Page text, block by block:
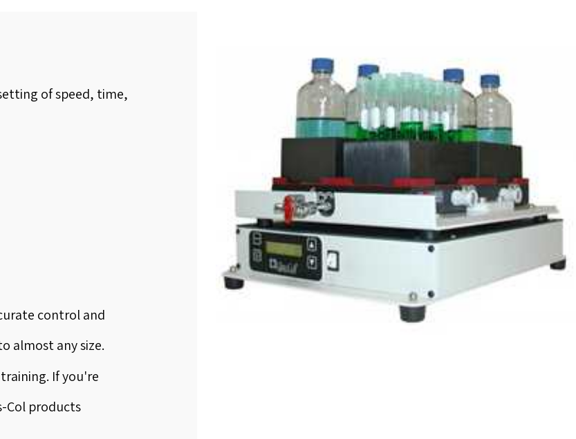
of speed, time,
control and
almost any size.
If you're
Col products